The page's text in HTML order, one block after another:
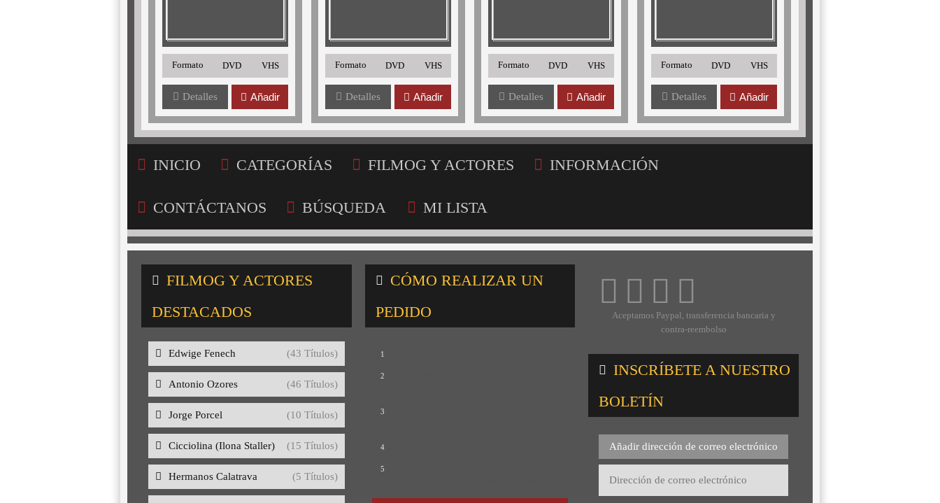
Formato DVD VHS
Detalles Añadir
Formato DVD VHS
Detalles Añadir
Formato DVD VHS
Detalles Añadir
Formato DVD VHS
Detalles Añadir
INICIO CATEGORÍAS FILMOG Y ACTORES INFORMACIÓN
CONTÁCTANOS BÚSQUEDA MI LISTA
FILMOG Y ACTORES
DESTACADOS
Edwige Fenech (43 Títulos)
Antonio Ozores (46 Títulos)
Jorge Porcel (10 Títulos)
Cicciolina (Ilona Staller) (15 Títulos)
Hermanos Calatrava (5 Títulos)
CÓMO REALIZAR UN
PEDIDO
1
2
3
4
5
Aceptamos Paypal, transferencia bancaria y
contra-reembolso
INSCRÍBETE A NUESTRO
BOLETÍN
Añadir dirección de correo electrónico